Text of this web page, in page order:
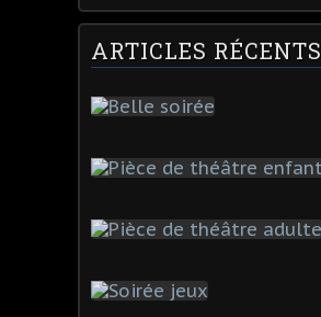
ARTICLES RÉCENTS